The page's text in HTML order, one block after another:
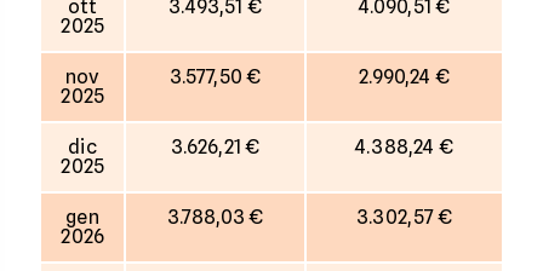
ott
2025
3.493,51 € 4.090,51 €
nov
2025
3.577,50 € 2.990,24 €
dic
2025
3.626,21 € 4.388,24 €
gen
2026
3.788,03 € 3.302,57 €